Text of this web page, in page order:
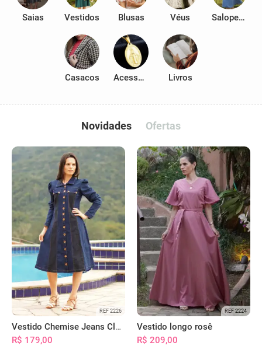
Saias Vestidos Blusas Véus Salopetes
Casacos Acessórios Livros
Novidades Ofertas
REF 2226
Vestido Chemise Jeans Clássica Serena
R$ 179,00
REF 2224
Vestido longo rosê
R$ 209,00